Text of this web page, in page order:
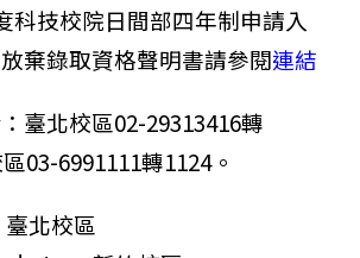
科技校院日間部四年制申請入
棄錄取資格聲明書請參閱連結
臺北校區02-29313416轉
03-6991111轉1124。
北校區